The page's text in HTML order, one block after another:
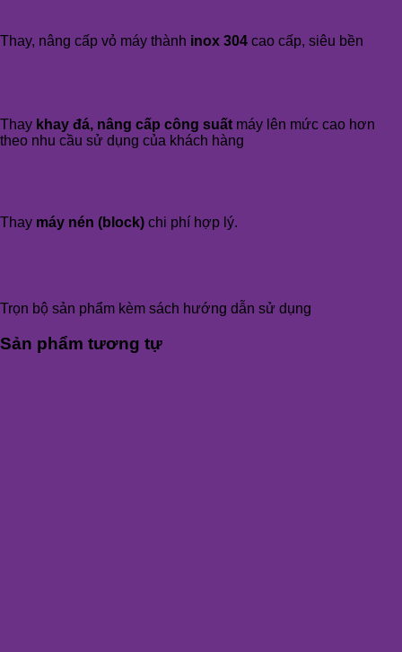
Thay, nâng cấp vỏ máy thành inox 304 cao cấp, siêu bền
Thay khay đá, nâng cấp công suất máy lên mức cao hơn
theo nhu cầu sử dụng của khách hàng
Thay máy nén (block) chi phí hợp lý.
Trọn bộ sản phẩm kèm sách hướng dẫn sử dụng
Sản phẩm tương tự